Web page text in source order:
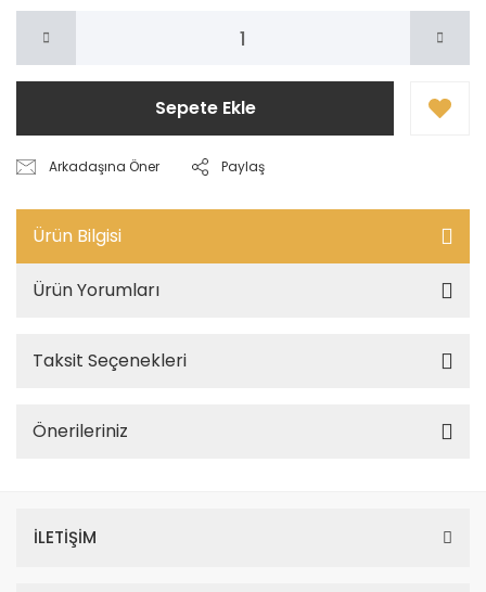
Sepete Ekle
Arkadaşına Öner Paylaş
Ürün Bilgisi
Ürün Yorumları
Taksit Seçenekleri
Önerileriniz
İLETİŞİM